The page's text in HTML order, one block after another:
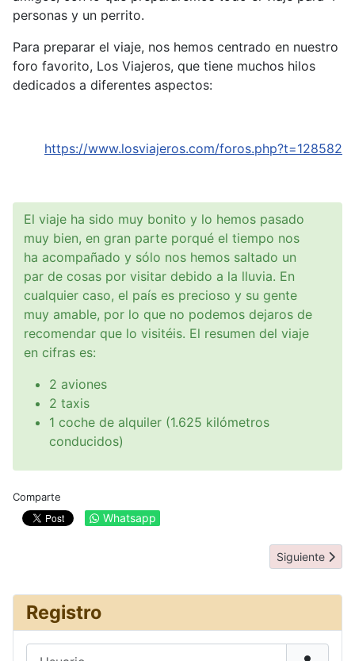
personas y un perrito.
Para preparar el viaje, nos hemos centrado en nuestro
foro favorito, Los Viajeros, que tiene muchos hilos
dedicados a diferentes aspectos:
https://www.losviajeros.com/foros.php?t=128582
El viaje ha sido muy bonito y lo hemos pasado
muy bien, en gran parte porqué el tiempo nos
ha acompañado y sólo nos hemos saltado un
par de cosas por visitar debido a la lluvia. En
cualquier caso, el país es precioso y su gente
muy amable, por lo que no podemos dejaros de
recomendar que lo visitéis. El resumen del viaje
en cifras es:
2 aviones
2 taxis
1 coche de alquiler (1.625 kilómetros
conducidos)
Comparte
Whatsapp
Artículo
Siguiente
Registro